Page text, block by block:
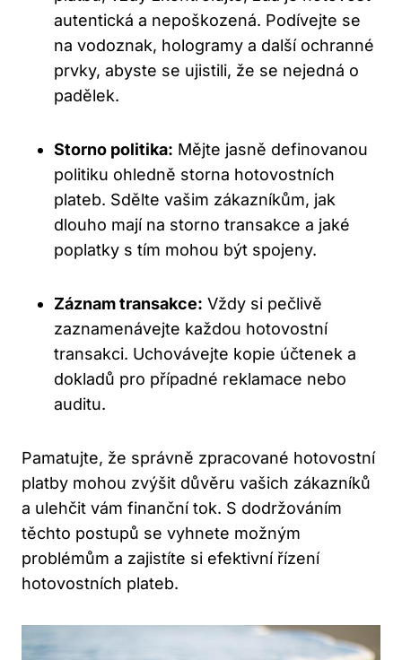
autentická a nepoškozená. Podívejte se
na vodoznak, hologramy a další ochranné
prvky, abyste se ujistili, že se nejedná o
padělek.
Storno politika: Mějte jasně definovanou
politiku ohledně storna hotovostních
plateb. Sdělte vašim zákazníkům, jak
dlouho mají na storno transakce a jaké
poplatky s tím mohou být spojeny.
Záznam transakce: Vždy si pečlivě
zaznamenávejte každou hotovostní
transakci. Uchovávejte kopie účtenek a
dokladů pro případné reklamace nebo
auditu.
Pamatujte, že správně zpracované hotovostní
platby mohou zvýšit důvěru vašich zákazníků
a ulehčit vám finanční tok. S dodržováním
těchto postupů se vyhnete možným
problémům a zajistíte si efektivní řízení
hotovostních plateb.